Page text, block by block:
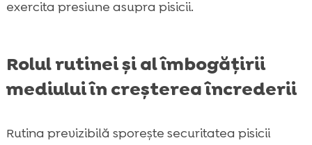
exercita presiune asupra pisicii.
Rolul rutinei și al îmbogățirii
mediului în creșterea încrederii
Rutina previzibilă sporește securitatea pisicii